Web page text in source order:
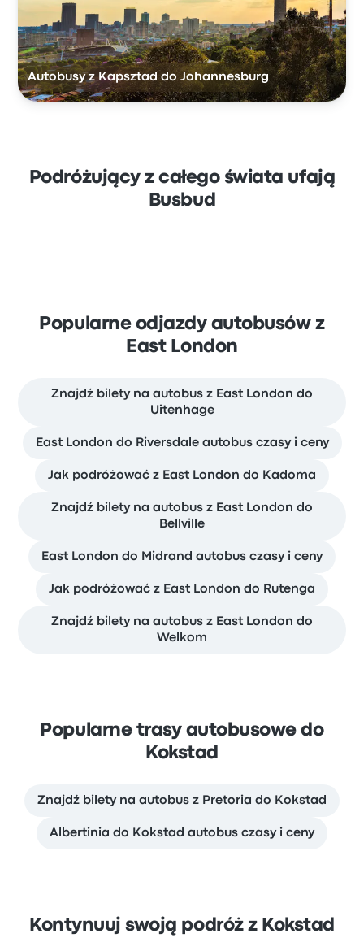
Autobusy z Kapsztad do Johannesburg
Podróżujący z całego świata ufają
Busbud
Popularne odjazdy autobusów z
East London
Znajdź bilety na autobus z East London do
Uitenhage
East London do Riversdale autobus czasy i ceny
Jak podróżować z East London do Kadoma
Znajdź bilety na autobus z East London do
Bellville
East London do Midrand autobus czasy i ceny
Jak podróżować z East London do Rutenga
Znajdź bilety na autobus z East London do
Welkom
Popularne trasy autobusowe do
Kokstad
Znajdź bilety na autobus z Pretoria do Kokstad
Albertinia do Kokstad autobus czasy i ceny
Kontynuuj swoją podróż z Kokstad